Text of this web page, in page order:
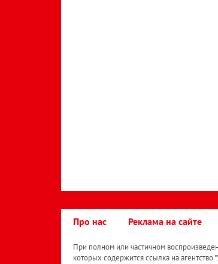
Про нас Реклама на сайте
При полном или частичном
которых содержится ссылка на